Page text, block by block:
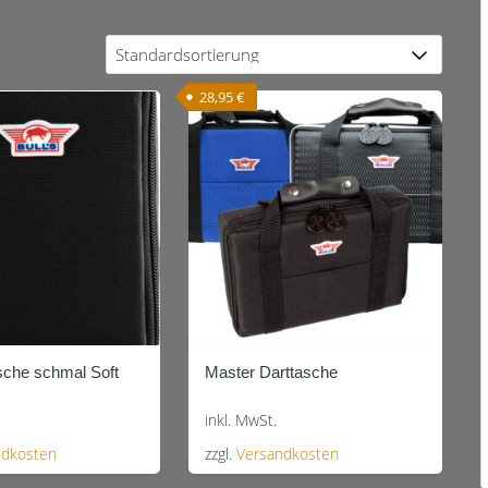
schmal Soft Master Darttasche
28,95€
inkl. MwSt.
zzgl.Versandkosten